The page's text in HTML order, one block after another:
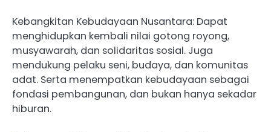
Kebangkitan Kebudayaan Nusantara: Dapat
menghidupkan kembali nilai gotong royong,
musyawarah, dan solidaritas sosial. Juga
mendukung pelaku seni, budaya, dan komunitas
adat. Serta menempatkan kebudayaan sebagai
fondasi pembangunan, dan bukan hanya sekadar
hiburan.